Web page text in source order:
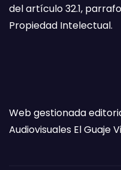
del artículo 32.1,
Propiedad Intelectual.
Web gestionada
Audiovisuales El Guaje